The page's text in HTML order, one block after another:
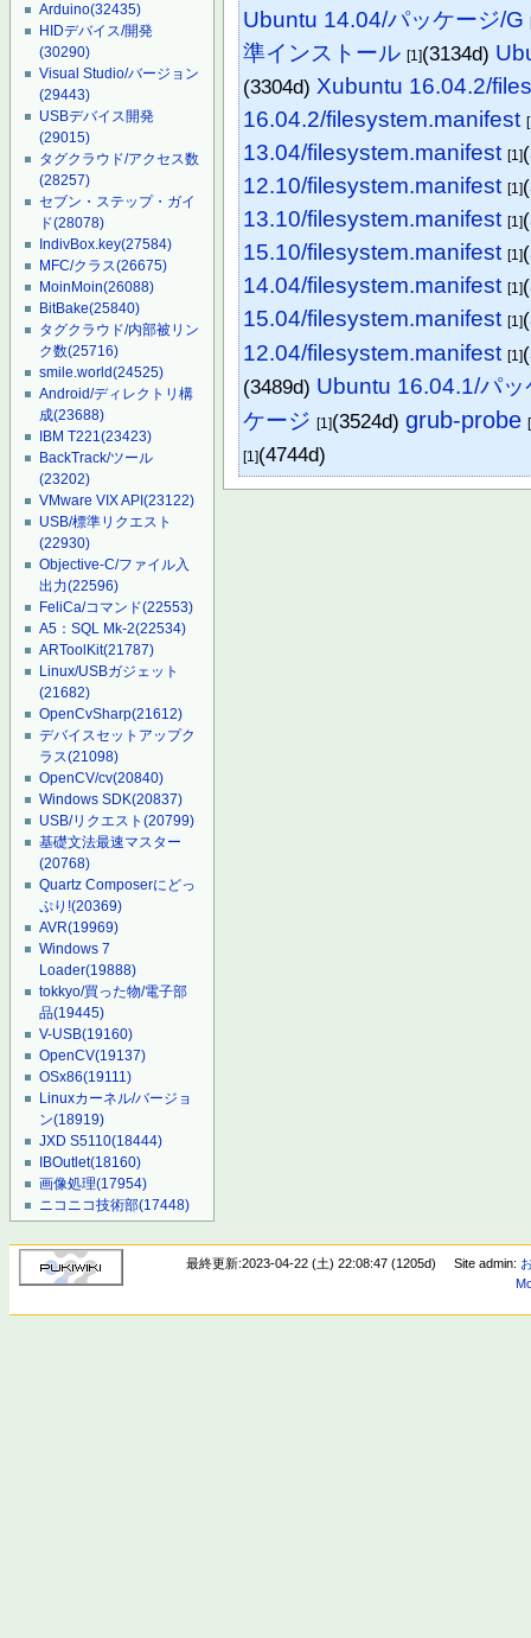
Arduino(32435)
HIDデバイス/開発
(30290)
Visual Studio/バージョン
(29443)
USBデバイス開発
(29015)
タグクラウド/アクセス数
(28257)
セブン・ステップ・ガイ
ド(28078)
IndivBox.key(27584)
MFC/クラス(26675)
MoinMoin(26088)
BitBake(25840)
タグクラウド/内部被リン
ク数(25716)
smile.world(24525)
Android/ディレクトリ構
成(23688)
IBM T221(23423)
BackTrack/ツール
(23202)
VMware VIX API(23122)
USB/標準リクエスト
(22930)
Objective-C/ファイル入
出力(22596)
FeliCa/コマンド(22553)
A5：SQL Mk-2(22534)
ARToolKit(21787)
Linux/USBガジェット
(21682)
OpenCvSharp(21612)
デバイスセットアップク
ラス(21098)
OpenCV/cv(20840)
Windows SDK(20837)
USB/リクエスト(20799)
基礎文法最速マスター
(20768)
Quartz Composerにどっ
ぷり!(20369)
AVR(19969)
Windows 7
Loader(19888)
tokkyo/買った物/電子部
品(19445)
V-USB(19160)
OpenCV(19137)
OSx86(19111)
Linuxカーネル/バージョ
ン(18919)
JXD S5110(18444)
IBOutlet(18160)
画像処理(17954)
ニコニコ技術部(17448)
Ubuntu 14.04/パッケージ/G
準インストール [1](3134d)
(3304d) Xubuntu 16.04.2/
16.04.2/filesystem.manifest
13.04/filesystem.manifest [1]
12.10/filesystem.manifest [1]
13.10/filesystem.manifest [1]
15.10/filesystem.manifest [1]
14.04/filesystem.manifest [1]
15.04/filesystem.manifest [1]
12.04/filesystem.manifest [1]
(3489d) Ubuntu 16.04.1/パッ
ケージ [1](3524d)grub-probe
[1](4744d)
最終更新:2023-04-22 (土) 22:08:47 (1205d) Site admin: